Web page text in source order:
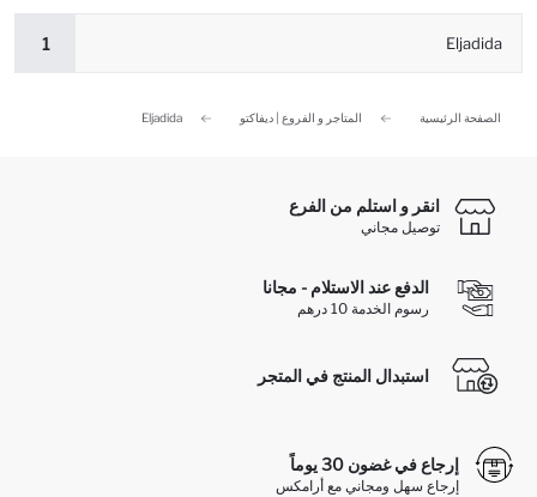
Eljadida
1
الصفحة الرئيسية المتاجر و الفروع | ديفاكتو Eljadida
انقر و استلم من الفرع
توصيل مجاني
الدفع عند الاستلام - مجانا
رسوم الخدمة 10 درهم
استبدال المنتج في المتجر
إرجاع في غضون 30 يوماً
إرجاع سهل ومجاني مع أرامكس